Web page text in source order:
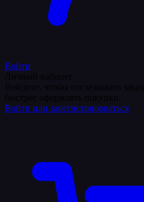
Войти
Войти или зарегистрироваться